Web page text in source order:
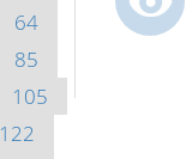
64
85
105
122